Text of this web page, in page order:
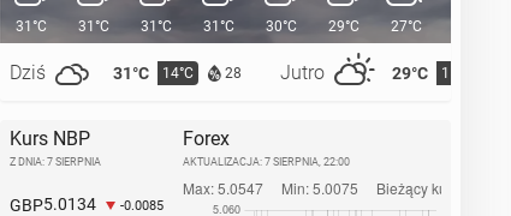
31°C
Dziś 31°C 14°C 28 Jutro 29°C 15°C
31°C 31°C 31°C 30°C 29°C 27°C
Kurs NBP
Z DNIA: 7 SIERPNIA
GBP5.0134 -0.0085
Forex
AKTUALIZACJA: 7 SIERPNIA, 22:00